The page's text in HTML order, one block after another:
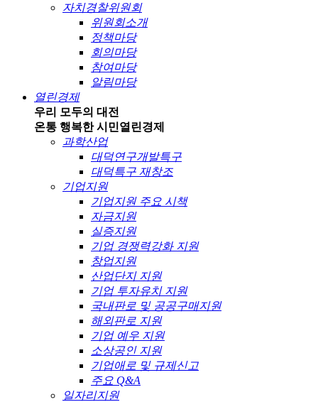
자치경찰위원회
위원회소개
정책마당
회의마당
참여마당
알림마당
열린경제
우리 모두의 대전
온통 행복한 시민열린경제
과학산업
대덕연구개발특구
대덕특구 재창조
기업지원
기업지원 주요 시책
자금지원
실증지원
기업 경쟁력강화 지원
창업지원
산업단지 지원
기업 투자유치 지원
국내판로 및 공공구매지원
해외판로 지원
기업 예우 지원
소상공인 지원
기업애로 및 규제신고
주요 Q&A
일자리지원